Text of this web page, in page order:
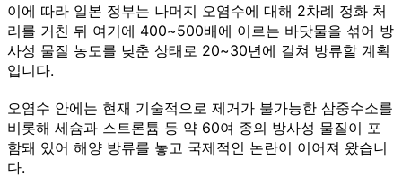
이에 따라 일본 정부는 나머지 오염수에 대해 2차례 정화 처
리를 거친 뒤 여기에 400~500배에 이르는 바닷물을 섞어 방
사성 물질 농도를 낮춘 상태로 20~30년에 걸쳐 방류할 계획
입니다.
오염수 안에는 현재 기술적으로 제거가 불가능한 삼중수소를
비롯해 세슘과 스트론튬 등 약 60여 종의 방사성 물질이 포
함돼 있어 해양 방류를 놓고 국제적인 논란이 이어져 왔습니
다.